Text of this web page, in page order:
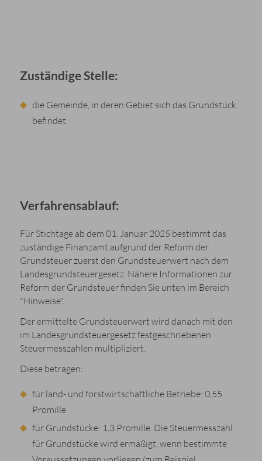
Zuständige Stelle:
die Gemeinde, in deren Gebiet sich das Grundstück
befindet
Verfahrensablauf:
Für Stichtage ab dem 01. Januar 2025 bestimmt das
zuständige Finanzamt aufgrund der Reform der
Grundsteuer zuerst den Grundsteuerwert nach dem
Landesgrundsteuergesetz. Nähere Informationen zur
Reform der Grundsteuer finden Sie unten im Bereich
"Hinweise".
Der ermittelte Grundsteuerwert wird danach mit den
im Landesgrundsteuergesetz festgeschriebenen
Steuermesszahlen multipliziert.
Diese betragen:
für land- und forstwirtschaftliche Betriebe: 0,55
Promille
für Grundstücke: 1,3 Promille. Die Steuermesszahl
für Grundstücke wird ermäßigt, wenn bestimmte